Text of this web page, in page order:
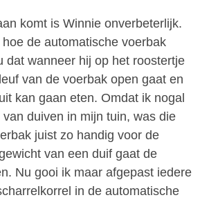
komt is Winnie onverbeterlijk.
de automatische voerbak
dat wanneer hij op het roostertje
van de voerbak open gaat en
kan gaan eten. Omdat ik nogal
duiven in mijn tuin, was die
juist zo handig voor de
van een duif gaat de
Nu gooi ik maar afgepast iedere
in de automatische